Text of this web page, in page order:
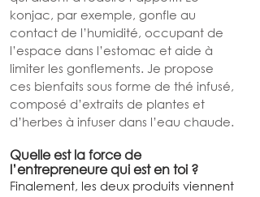
konjac, par exemple, gonfle au
contact de l’humidité, occupant de
l’espace dans l’estomac et aide à
limiter les gonflements. Je propose
ces bienfaits sous forme de thé infusé,
composé d’extraits de plantes et
d’herbes à infuser dans l’eau chaude.
Quelle est la force de
l’entrepreneure qui est en toi ?
Finalement, les deux produits viennent